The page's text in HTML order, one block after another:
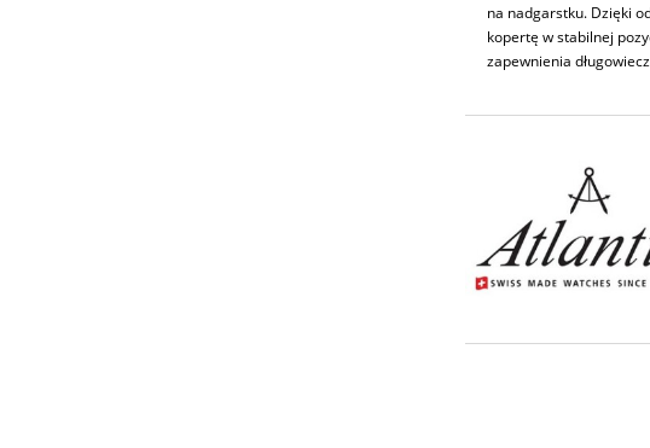
na nadgarstku. Dzięki
kopertę w stabilnej
zapewnienia